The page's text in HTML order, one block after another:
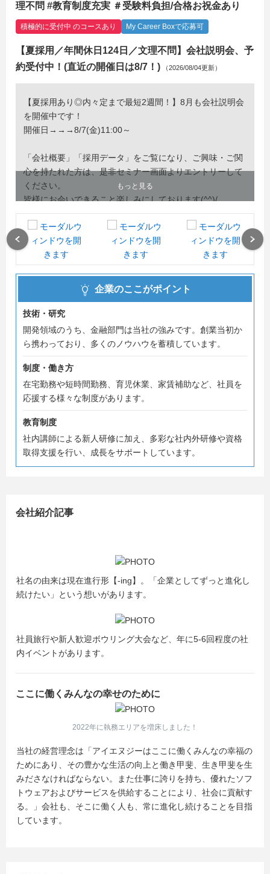
理不問 #教育制度充実 ＃受験料負担/合格お祝金あり
積極的に受付中 のコースあり My Career Boxで応募可
【夏採用／年間休日124日／文理不問】会社説明会、予
約受付中！(直近の開催日は8/7！) （2026/08/04更新）
【夏採用あり◎内々定まで最短2週間！】8月も会社説明会
を開催中です！
開催日→→→8/7(金)11:00～
「会社概要」「採用データ」をご覧になり、ご興味・ご関
心を持たれた方は、是非セミナー画面よりエントリーして
ください。
皆様にお会いできること楽しみにしております(^^)/
もっと見る
企業のここがポイント
技術・研究
開発領域のうち、金融部門は当社の強みです。創業当初か
ら携わっており、多くのノウハウを蓄積しています。
制度・働き方
在宅勤務や短時間勤務、育児休業、家賃補助など、社員を
応援する様々な制度があります。
教育制度
社内講師による新人研修に加え、多彩な社内外研修や資格
取得支援を行い、成長をサポートしています。
会社紹介記事
社名の由来は現在進行形【-ing】。「企業としてずっと進化し
続けたい」という想いがあります。
社員旅行や新人歓迎ボウリング大会など、年に5-6回程度の社
内イベントがあります。
ここに働くみんなの幸せのために
2022年に執務エリアを増床しました！
当社の経営理念は「アイエヌジーはここに働くみんなの幸福の
ためにあり、その豊かな生活の向上と働き甲斐、生き甲斐を生
みださなければならない。また仕事に誇りを持ち、優れたソフ
トウェアおよびサービスを供給することにより、社会に貢献す
る。」会社も、そこに働く人も、常に進化し続けることを目指
しています。